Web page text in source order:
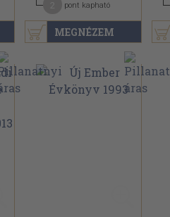
MEGNÉZEM
pont kapható